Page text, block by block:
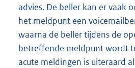
advies. De beller kan er vaak
het meldpunt een
waarna de beller tijdens de
betreffende meldpunt wordt
acute meldingen is uiteraard